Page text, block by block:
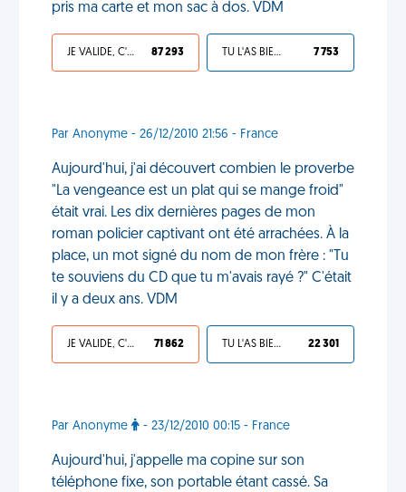
pris ma carte et mon sac à dos. VDM
JE VALIDE, C'EST UNE VDM 87 293 TU L'AS BIEN MÉRITÉ 7 753
Par Anonyme - 26/12/2010 21:56 - France
Aujourd'hui, j'ai découvert combien le proverbe
"La vengeance est un plat qui se mange froid"
était vrai. Les dix dernières pages de mon
roman policier captivant ont été arrachées. À la
place, un mot signé du nom de mon frère : "Tu
te souviens du CD que tu m'avais rayé ?" C'était
il y a deux ans. VDM
JE VALIDE, C'EST UNE VDM 71 862 TU L'AS BIEN MÉRITÉ 22 301
Par Anonyme - 23/12/2010 00:15 - France
Aujourd'hui, j'appelle ma copine sur son
téléphone fixe, son portable étant cassé. Sa